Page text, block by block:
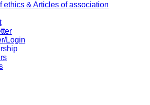
ethics & Articles of association
Login